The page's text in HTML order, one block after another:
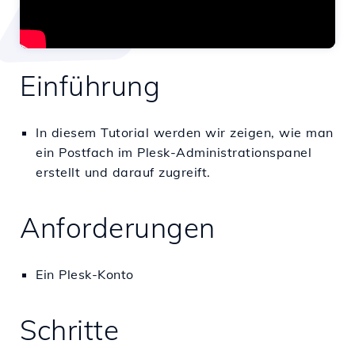
Einführung
In diesem Tutorial werden wir zeigen, wie man
ein Postfach im Plesk-Administrationspanel
erstellt und darauf zugreift.
Anforderungen
Ein Plesk-Konto
Schritte